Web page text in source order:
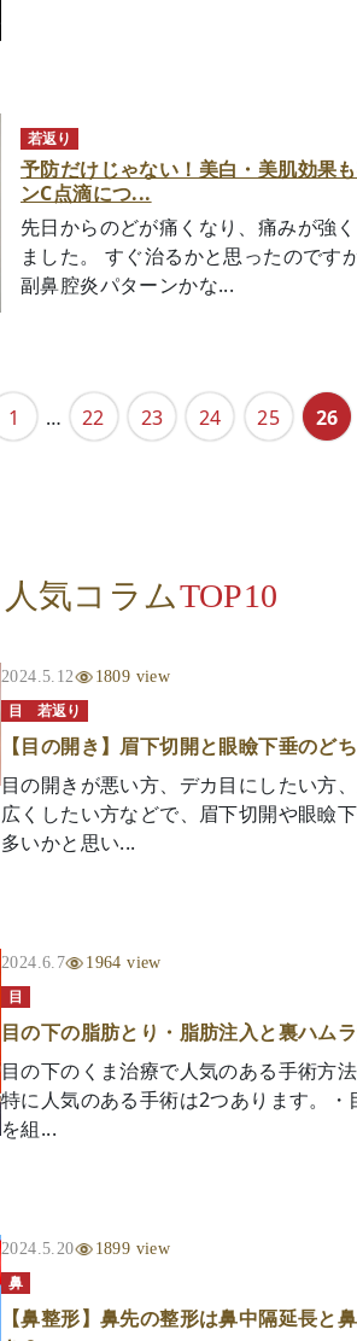
若返り
予防だけじゃない！美白・美肌効果
ンC点滴につ...
先日からのどが痛くなり、痛みが強
ました。 すぐ治るかと思ったのです
副鼻腔炎パターンかな...
1 … 22 23 24 25 26
人気コラムTOP10
2024.5.12 1809 view
目 若返り
【目の開き】眉下切開と眼瞼下垂のど
目の開きが悪い方、デカ目にしたい方
広くしたい方などで、眉下切開や眼瞼
多いかと思い...
2024.6.7 1964 view
目
目の下の脂肪とり・脂肪注入と裏ハム
目の下のくま治療で人気のある手術方
特に人気のある手術は2つあります。
を組...
2024.5.20 1899 view
鼻
【鼻整形】鼻先の整形は鼻中隔延長と